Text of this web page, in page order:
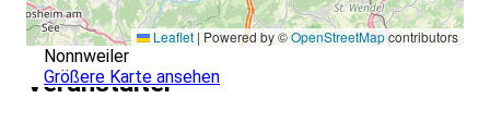
Leaflet | Powered by ©OpenStreetMapcontributors
Nonnweiler
Größere Karte ansehen
Veranstalter